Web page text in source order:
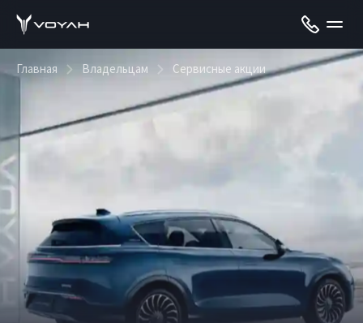
Главная Владельцам Сервисные акции